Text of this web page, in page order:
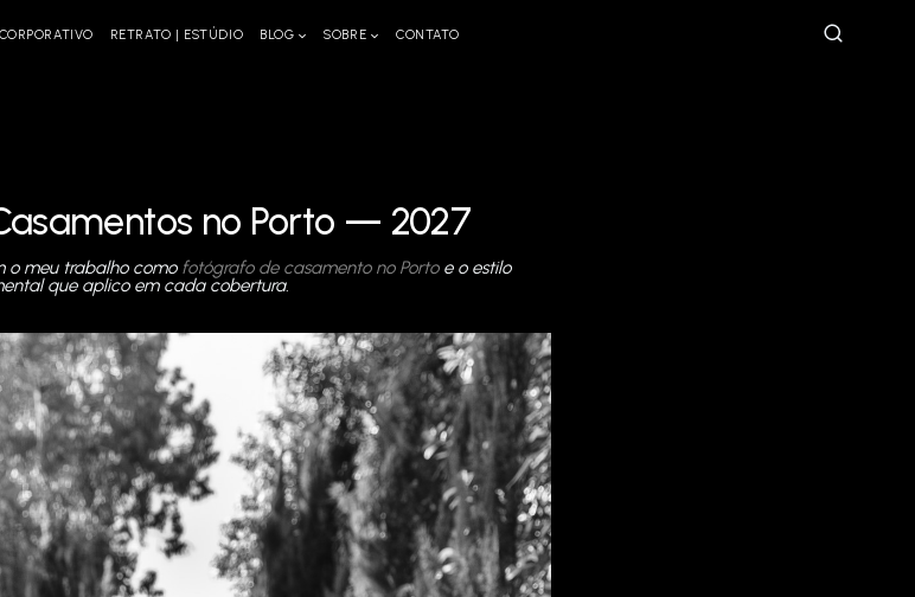
CORPORATIVO RETRATO | ESTÚDIO BLOG SOBRE CONTATO
no Porto — 2027
o meu trabalho como fotógrafo de casamento no Portoe o estilo
que aplico em cada cobertura.